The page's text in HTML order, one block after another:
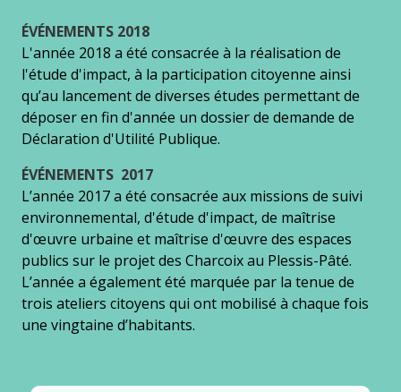
ÉVÉNEMENTS 2018
L'année 2018 a été consacrée à la réalisation de
l'étude d'impact, à la participation citoyenne ainsi
qu’au lancement de diverses études permettant de
déposer en fin d'année un dossier de demande de
Déclaration d'Utilité Publique.
ÉVÉNEMENTS 2017
L’année 2017 a été consacrée aux missions de suivi
environnemental, d'étude d'impact, de maîtrise
d'œuvre urbaine et maîtrise d'œuvre des espaces
publics sur le projet des Charcoix au Plessis-Pâté.
L’année a également été marquée par la tenue de
trois ateliers citoyens qui ont mobilisé à chaque fois
une vingtaine d’habitants.